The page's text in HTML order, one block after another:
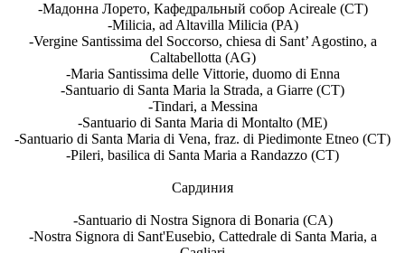
-Мадонна Лорето, Кафедральный собор Acireale (CT)
-Milicia, ad Altavilla Milicia (PA)
-Vergine Santissima del Soccorso, chiesa di Sant’ Agostino, a
Caltabellotta (AG)
-Maria Santissima delle Vittorie, duomo di Enna
-Santuario di Santa Maria la Strada, a Giarre (CT)
-Tindari, a Messina
-Santuario di Santa Maria di Montalto (ME)
-Santuario di Santa Maria di Vena, fraz. di Piedimonte Etneo (CT)
-Pileri, basilica di Santa Maria a Randazzo (CT)
Сардиния
-Santuario di Nostra Signora di Bonaria (CA)
-Nostra Signora di Sant'Eusebio, Cattedrale di Santa Maria, a